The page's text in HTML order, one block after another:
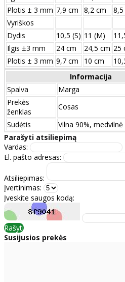
Plotis ± 3 mm 7,9 cm 8,2 cm
Vyriškos
Dydis
10,5 (S) 11 (M)
Ilgis ±3 mm
24 сm 24,5 сm 25
Plotis ± 3 mm 9,7 сm 10 сm
Informacija
Spalva
Marga
Prekės
ženklas
Cosas
Sudėtis
Vilna 90%,
Parašyti atsiliepimą
Vardas:
El. pašto adresas:
Atsiliepimas:
Įvertinimas:
Įveskite saugos kodą:
Rašyti
Susijusios prekės